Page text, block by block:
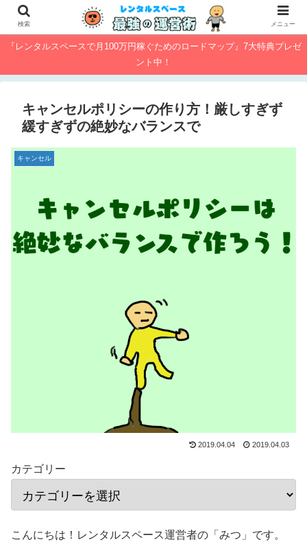
『レンタルスペースで月100万円稼ぐためのロードマップ』7大特典プレゼ
ント中！
キャンセルポリシーの作り方！厳しすぎず
緩すぎずの絶妙なバランスで
キャンセル
2019.04.04 2019.04.03
カテゴリー
こんにちは！レンタルスペース運営者の「みつ」です。
検索 メニュー